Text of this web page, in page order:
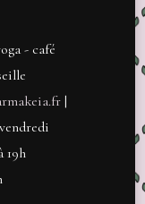
- café
|
19h